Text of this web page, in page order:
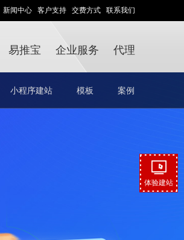
新闻中心 客户支持 交费方式 联系我们
易推宝 企业服务 代理
案例
模板
小程序建站
体验建站